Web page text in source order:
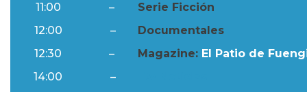
11:00
–
Serie Ficción
12:00
–
Documentales
12:30
– Magazine: El Patio de
14:00
–